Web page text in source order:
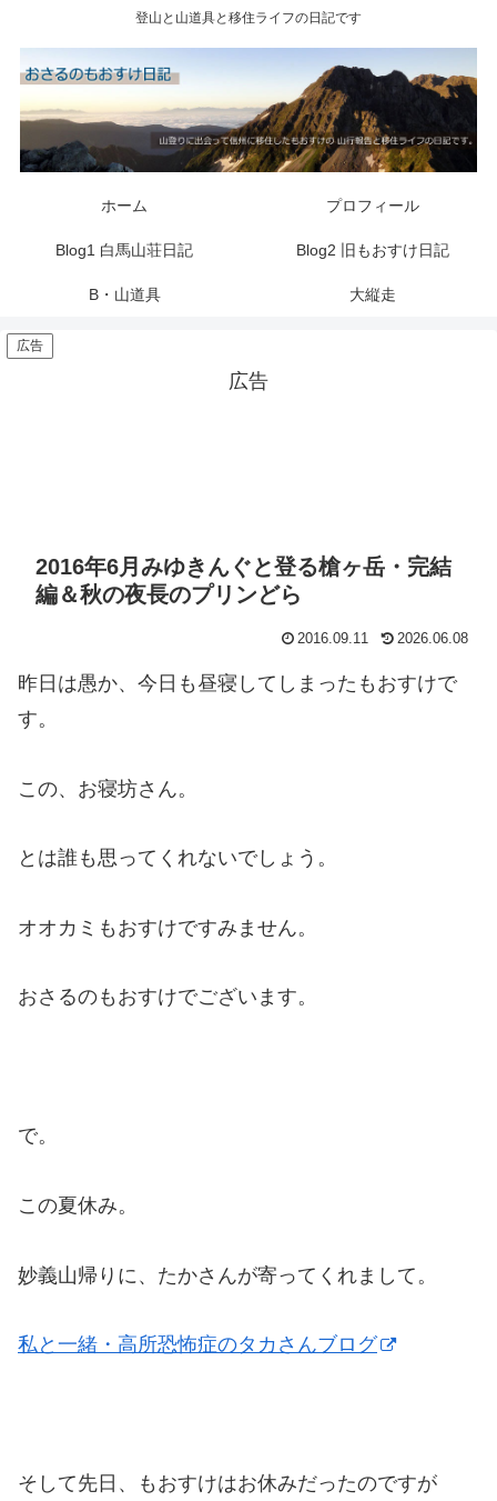
登山と山道具と移住ライフの日記です
ホーム プロフィール
Blog1 白馬山荘日記 Blog2 旧もおすけ日記
B・山道具 大縦走
広告
広告
2016年6月みゆきんぐと登る槍ヶ岳・完結
編＆秋の夜長のプリンどら
2016.09.11 2026.06.08
昨日は愚か、今日も昼寝してしまったもおすけで
す。
この、お寝坊さん。
とは誰も思ってくれないでしょう。
オオカミもおすけですみません。
おさるのもおすけでございます。
で。
この夏休み。
妙義山帰りに、たかさんが寄ってくれまして。
私と一緒・高所恐怖症のタカさんブログ
そして先日、もおすけはお休みだったのですが